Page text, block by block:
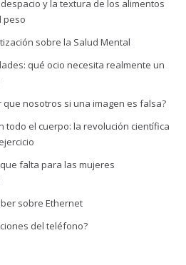
y la textura de los alimentos
peso
sobre la Salud Mental
qué ocio necesita realmente un
que nosotros si una imagen es falsa?
todo el cuerpo: la revolución científica
falta para las mujeres
sobre Ethernet
del teléfono?